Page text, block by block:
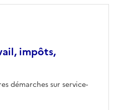
impôts,
démarches sur service-